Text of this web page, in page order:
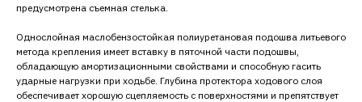
предусмотрена съемная стелька.
Однослойная маслобензостойкая полиуретановая подошва литьевого
метода крепления имеет вставку в пяточной части подошвы,
обладающую амортизационными свойствами и способную гасить
ударные нагрузки при ходьбе. Глубина протектора ходового слоя
обеспечивает хорошую сцепляемость с поверхностями и препятствует